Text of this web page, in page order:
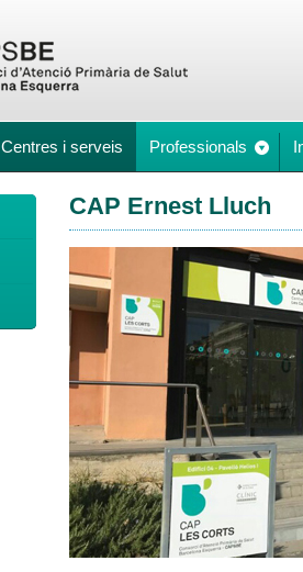
Centres i serveis Professionals
CAP Ernest Lluch